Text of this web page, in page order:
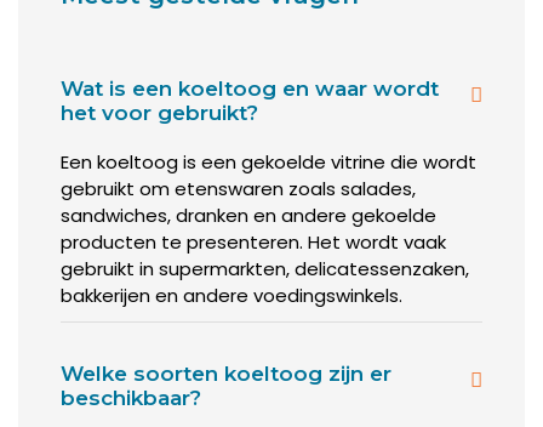
daar nét de koeltoog die u zoekt, tegen een flink
gereduceerde prijs.
Op welke temperatuur
moet de koeltoog koelen?
Welke soort koeltoonbank u nodig heeft, hangt af van
welke producten u verkoopt:
Verkoopt u vlees en/of vis, in een slagerij of
frituur?
Wat is een koeltoog en waar wordt
het voor gebruikt?
Een koeltoog is een gekoelde vitrine die wordt
gebruikt om etenswaren zoals salades,
sandwiches, dranken en andere gekoelde
producten te presenteren. Het wordt vaak
gebruikt in supermarkten, delicatessenzaken,
bakkerijen en andere voedingswinkels.
Welke soorten koeltoog zijn er
beschikbaar?